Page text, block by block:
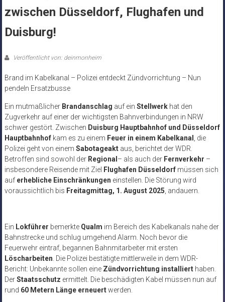
zwischen Düsseldorf, Flughafen und
Duisburg!
Veröffentlicht von: deinmonheim
Brand im Kabelkanal – Polizei entdeckt Zündvorrichtung – Nun
pendeln Ersatzbusse
Ein mutmaßlicher Brandanschlag auf ein Stellwerkhat den
Zugverkehr auf einer der wichtigsten Bahnverbindungen in NRW
schwer gestört. Zwischen Duisburg Hauptbahnhof und Düsseldorf
Hauptbahnhofkam es zu einem Feuer in einem Kabelkanal , die
Polizei geht von einem Sabotageaktaus, berichtet der WDR.
Betroffen sind sowohl der Regional – als auch der Fernverkehr –
insbesondere Reisende mit Ziel Flughafen Düsseldorfmüssen sich
auf erhebliche Einschränkungen einstellen. Die Störung wird
voraussichtlich bis Freitagmittag, 1. August 2025, andauern.
Ein Lokführer bemerkte Qualm im Bereich des Kabelkanals nahe der
Bahnstrecke und schlug umgehend Alarm. Noch bevor die
Feuerwehr eintraf, begannen Bahnmitarbeiter mit ersten
Löscharbeiten. Die Polizei bestätigte mittlerweile in dem WDR-
Bericht: Unbekannte sollen eine Zündvorrichtung installierthaben.
DerStaatsschutz ermittelt. Die beschädigten Kabel müssen nun auf
rund 60 Metern Länge erneuertwerden.